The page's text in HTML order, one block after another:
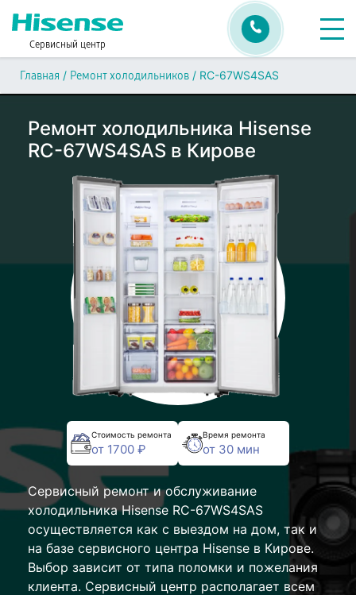
Сервисный центр
Главная / Ремонт холодильников / RC-67WS4SAS
Ремонт холодильника Hisense
RC-67WS4SAS в Кирове
Стоимость ремонта
от 1700 ₽
Время ремонта
от 30 мин
Сервисный ремонт и обслуживание
холодильника Hisense RC-67WS4SAS
осуществляется как с выездом на дом, так и
на базе сервисного центра Hisense в Кирове.
Выбор зависит от типа поломки и пожелания
клиента. Сервисный центр располагает всем